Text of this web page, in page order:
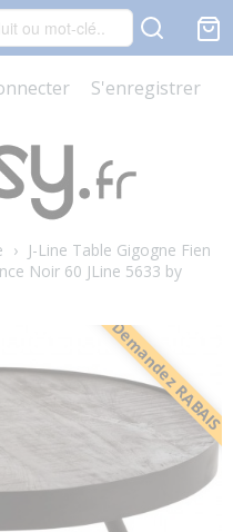
S'enregistrer
› J-Line Table Gigogne Fien
Noir 60 JLine 5633 by
Demandez RABAIS